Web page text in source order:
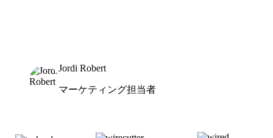
Jordi Robert
マーケティング担当者